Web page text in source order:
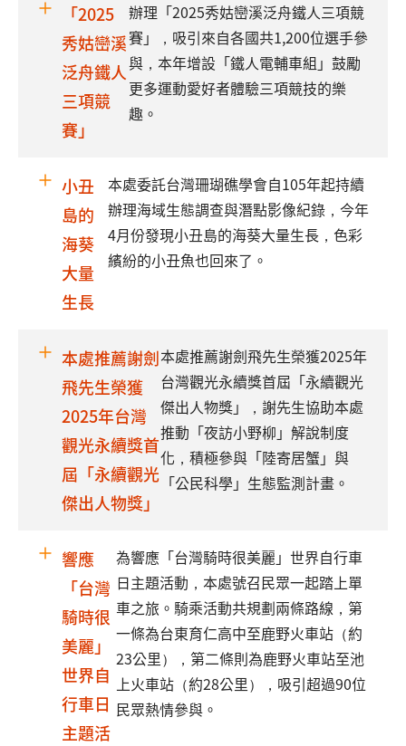
「2025
秀姑巒溪
泛舟鐵人
三項競
賽」
辦理「2025秀姑巒溪泛舟鐵人三項競
賽」，吸引來自各國共1,200位選手參
與，本年增設「鐵人電輔車組」鼓勵
更多運動愛好者體驗三項競技的樂
趣。
小丑
島的
海葵
大量
生長
本處委託台灣珊瑚礁學會自105年起持續
辦理海域生態調查與潛點影像紀錄，今年
4月份發現小丑島的海葵大量生長，色彩
繽紛的小丑魚也回來了。
本處推薦謝劍
飛先生榮獲
2025年台灣
觀光永續獎首
屆「永續觀光
傑出人物獎」
本處推薦謝劍飛先生榮獲2025年
台灣觀光永續獎首屆「永續觀光
傑出人物獎」，謝先生協助本處
推動「夜訪小野柳」解說制度
化，積極參與「陸寄居蟹」與
「公民科學」生態監測計畫。
響應
「台灣
騎時很
美麗」
世界自
行車日
主題活
為響應「台灣騎時很美麗」世界自行車
日主題活動，本處號召民眾一起踏上單
車之旅。騎乘活動共規劃兩條路線，第
一條為台東育仁高中至鹿野火車站（約
23公里），第二條則為鹿野火車站至池
上火車站（約28公里），吸引超過90位
民眾熱情參與。